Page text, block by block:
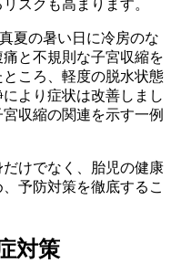
スクも高まります。
夏の暑い日に冷房のな
と不規則な子宮収縮を
ころ、軽度の脱水状態
より症状は改善しまし
収縮の関連を示す一例
けでなく、胎児の健康
予防対策を徹底するこ
対策